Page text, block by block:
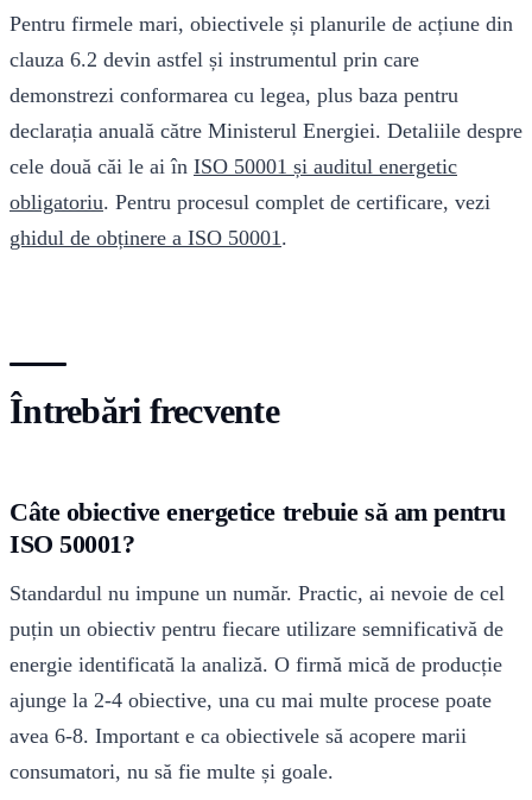
Pentru firmele mari, obiectivele și planurile de acțiune din
clauza 6.2 devin astfel și instrumentul prin care
demonstrezi conformarea cu legea, plus baza pentru
declarația anuală către Ministerul Energiei. Detaliile despre
cele două căi le ai în ISO 50001 și auditul energetic
obligatoriu. Pentru procesul complet de certificare, vezi
ghidul de obținere a ISO 50001 .
Întrebări frecvente
Câte obiective energetice trebuie să am pentru
ISO 50001?
Standardul nu impune un număr. Practic, ai nevoie de cel
puțin un obiectiv pentru fiecare utilizare semnificativă de
energie identificată la analiză. O firmă mică de producție
ajunge la 2-4 obiective, una cu mai multe procese poate
avea 6-8. Important e ca obiectivele să acopere marii
consumatori, nu să fie multe și goale.